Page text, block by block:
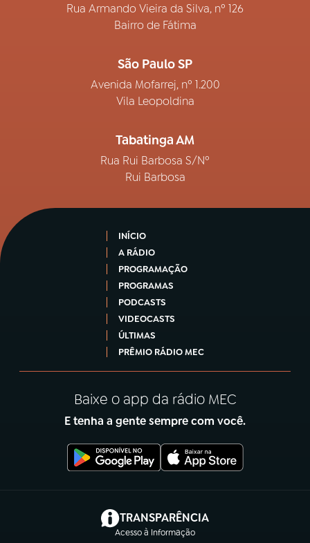
Rua Armando Vieira da Silva, nº 126
Bairro de Fátima
São Paulo SP
Avenida Mofarrej, nº 1.200
Vila Leopoldina
Tabatinga AM
Rua Rui Barbosa S/Nº
Rui Barbosa
INÍCIO
A RÁDIO
PROGRAMAÇÃO
PROGRAMAS
PODCASTS
VIDEOCASTS
ÚLTIMAS
PRÊMIO RÁDIO MEC
Baixe o app da rádio MEC
E tenha a gente sempre com você.
TRANSPARÊNCIA
Acesso à Informação
(abre em nova aba)